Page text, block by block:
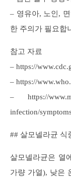
– 영유아, 노인,
한 주의가 필요합
참고 자료
– https://
– https://
– https://
infection/
## 살모넬라균 식
살모넬라균은 열
가량 가열), 낮은